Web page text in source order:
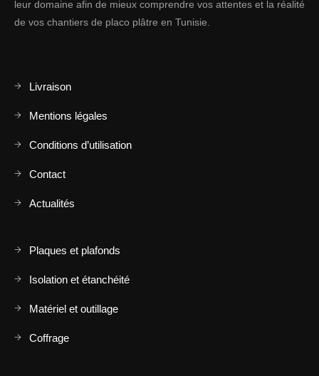
leur domaine afin de mieux comprendre vos attentes et la réalité
de vos chantiers de placo plâtre en Tunisie.
Livraison
Mentions légales
Conditions d’utilisation
Contact
Actualités
Plaques et plafonds
Isolation et étanchéité
Matériel et outillage
Coffrage